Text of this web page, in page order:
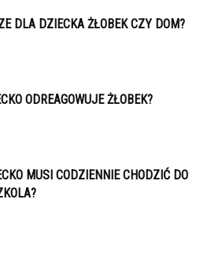
DLA DZIECKA ŻŁOBEK CZY DOM?
ODREAGOWUJE ŻŁOBEK?
MUSI CODZIENNIE CHODZIĆ DO